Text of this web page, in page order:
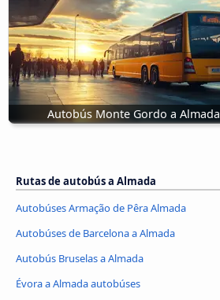
Autobús Monte Gordo a Almada
Rutas de autobús a Almada
Autobúses Armação de Pêra Almada
Autobúses de Barcelona a Almada
Autobús Bruselas a Almada
Évora a Almada autobúses